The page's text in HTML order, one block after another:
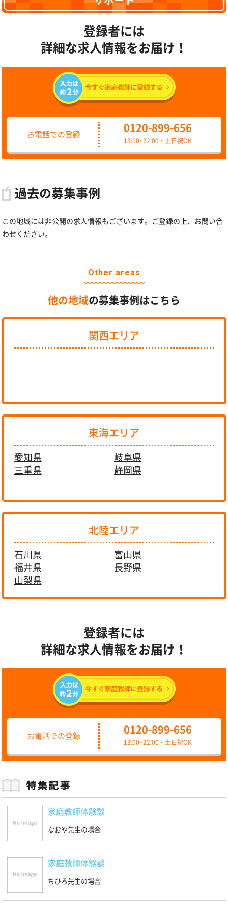
登録者には
詳細な求人情報をお届け！
お電話での登録
0120-899-656
13:00~22:00・土日祝OK
過去の募集事例
この地域には非公開の求人情報もございます。ご登録の上、お問い合
わせください。
Other areas
他の地域の募集事例はこちら
関西エリア
東海エリア
愛知県
岐阜県
三重県
静岡県
北陸エリア
石川県
富山県
福井県
長野県
山梨県
登録者には
詳細な求人情報をお届け！
お電話での登録
0120-899-656
13:00~22:00・土日祝OK
家庭教師体験談
なおや先生の場合
家庭教師体験談
ちひろ先生の場合